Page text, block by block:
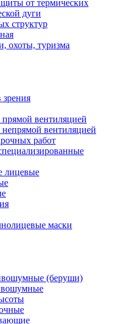
от термических
дуги
структур
охоты, туризма
зрения
вентиляцией
вентиляцией
работ
лицевые
маски
(беруши)